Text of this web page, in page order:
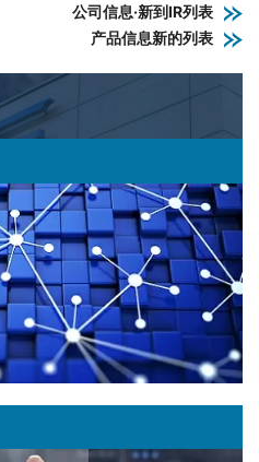
公司信息·新到IR列表
产品信息新的列表